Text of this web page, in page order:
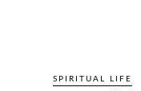
SPIRITUAL LIFE